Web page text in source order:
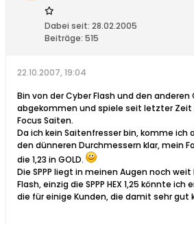
Dabei seit: 28.02.2005
Beiträge: 515
22.10.2007, 19:04
Bin von der Cyber Flash und den anderen
abgekommen und spiele seit letzter Zeit
Focus Saiten.
Da ich kein Saitenfresser bin, komme ich
den dünneren Durchmessern klar, mein
die 1,23 in GOLD.
Die SPPP liegt in meinen Augen noch
Flash, einzig die SPPP HEX 1,25 könnte
die für einige Kunden, die damit sehr gut